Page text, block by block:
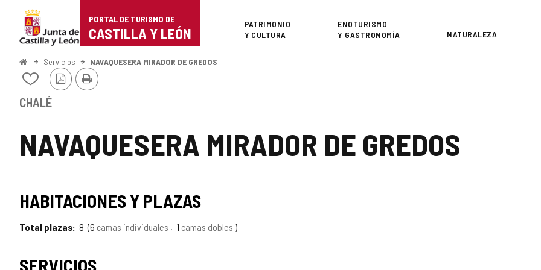
Portal
de
Turismo
Castilla
León
PORTAL DE TURISMO DE
CASTILLA Y LEÓN
Superior
PATRIMONIO
Y CULTURA
ENOTURISMO
Y GASTRONOMÍA
NATURALEZA
InicioServicios NAVAQUESERA MIRADOR DE GREDOS
NAVAQUESERA MIRADOR DE GREDOS
Añadir/quitar
mis
Versión
PDF
Imprimir
CHALÉ
HABITACIONES Y PLAZAS
Total plazas 8 6 camas individuales 1 camas dobles
SERVICIOS